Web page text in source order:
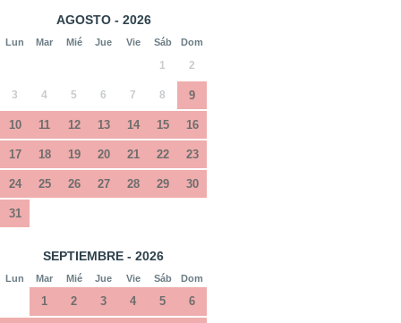
AGOSTO - 2026
Lun Mar Mié Jue Vie Sáb Dom
1 2
3 4 5 6 7 8 9
10 11 12 13 14 15 16
17 18 19 20 21 22 23
24 25 26 27 28 29 30
31
SEPTIEMBRE - 2026
Lun Mar Mié Jue Vie Sáb Dom
1 2 3 4 5 6